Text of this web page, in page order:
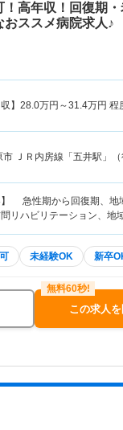
！高年収！回復期
ススメ病院求人♪
】 28.0万円～31.4万円 程
市 ＪＲ内房線「五井駅」
】 急性期から回復期、地
リハビリテーション、
未経験OK 新卒
この求人